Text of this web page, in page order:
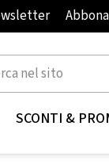
SCONTI &